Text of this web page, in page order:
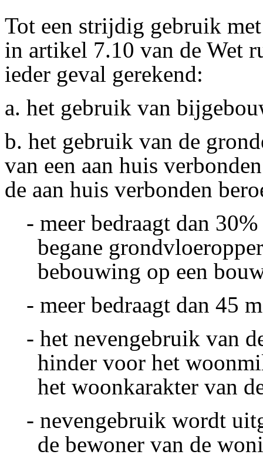
Tot een strijdig gebruik
in artikel 7.10 van de Wet
ieder geval gerekend:
a. het gebruik van
b. het gebruik van de
van een aan huis
de aan huis verbonden
- meer bedraagt dan
begane
bebouwing op een
- meer bedraagt dan 45
- het nevengebruik van
hinder voor het
het woonkarakter van
- nevengebruik wordt
de bewoner van de